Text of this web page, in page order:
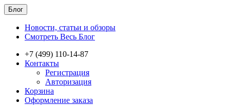
Блог
Новости, статьи и обзоры
Смотреть Весь Блог
+7 (499) 110-14-87
Контакты
Регистрация
Авторизация
Корзина
Оформление заказа